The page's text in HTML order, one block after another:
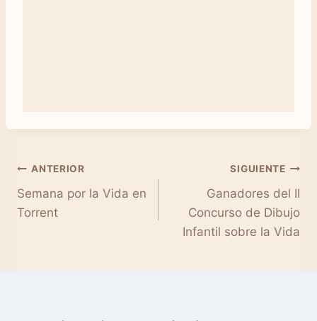
Navegación
de
ANTERIOR
Semana por la Vida en
SIGUIENTE
Ganadores del II
Concurso de Dibujo
Infantil sobre la Vida